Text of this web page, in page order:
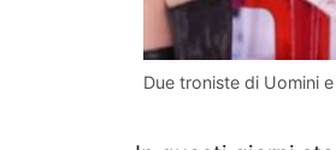
Due troniste di Uomini